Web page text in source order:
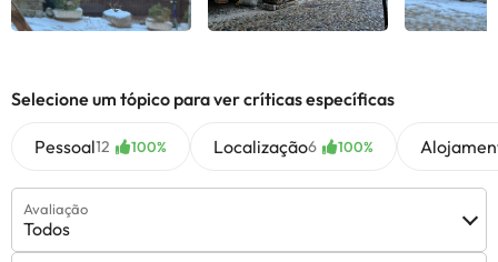
Selecione um tópico para ver críticas específicas
Pessoal12 100% Localização6 100%
Avaliação
Todos